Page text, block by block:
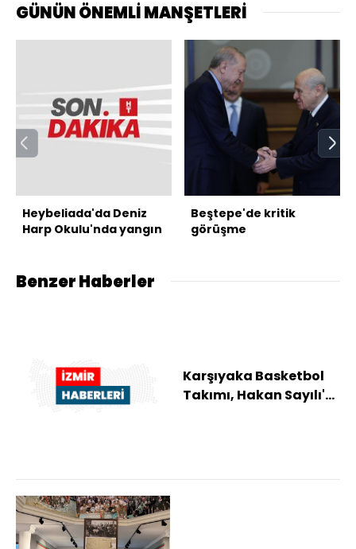
GÜNÜN ÖNEMLİ MANŞETLERİ
Heybeliada'da Deniz
Harp Okulu'nda yangın
Beştepe'de kritik
görüşme
Benzer Haberler
Karşıyaka Basketbol
Takımı, Hakan Sayılı'yı